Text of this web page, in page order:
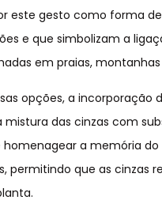
este gesto como forma
e que simbolizam a
em praias,
opções, a incorporação
mistura das cinzas com
a memória
permitindo que as cinzas